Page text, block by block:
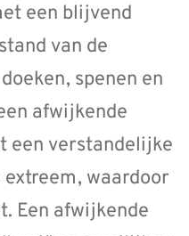
een blijvend
van de
spenen en
afwijkende
een verstandelijke
waardoor
Een afwijkende